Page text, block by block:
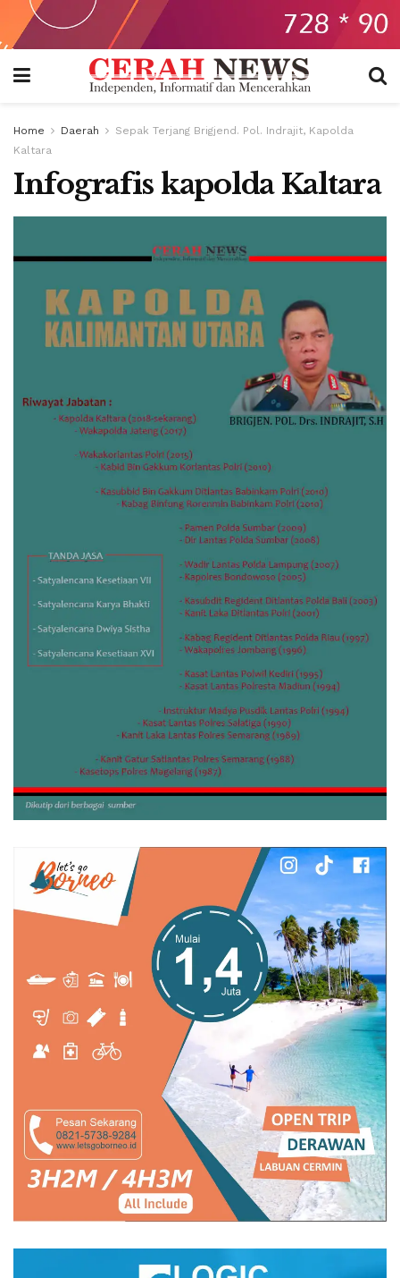
Home Daerah
Sepak Terjang Brigjend. Pol. Indrajit, Kapolda
Kaltara
Infografis kapolda Kaltara